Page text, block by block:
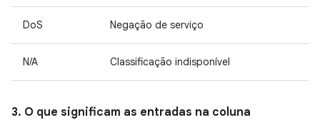
DoS Negação de serviço
N/A Classificação indisponível
3. O que significam as entradas na coluna